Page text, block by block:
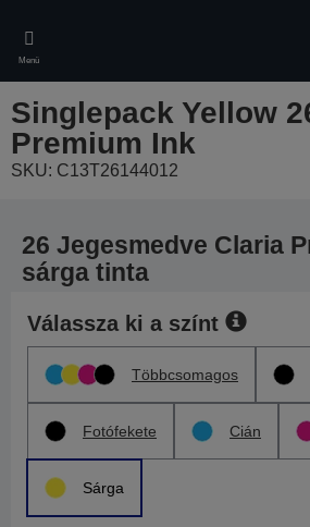
main
content
Menü
Singlepack Yellow
Premium Ink
SKU: C13T26144012
26 Jegesmedve Claria
sárga tinta
Válassza ki a színt
Többcsomagos
Fotófekete Cián
Sárga